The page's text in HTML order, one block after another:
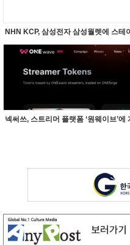
NHN KCP, 삼성전자 삼성월렛에 스테
넥써쓰, 스트리머 플랫폼 ‘원웨이브’에